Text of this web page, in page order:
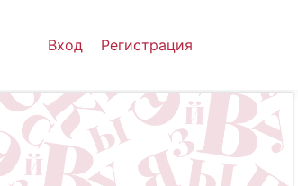
Вход Регистрация